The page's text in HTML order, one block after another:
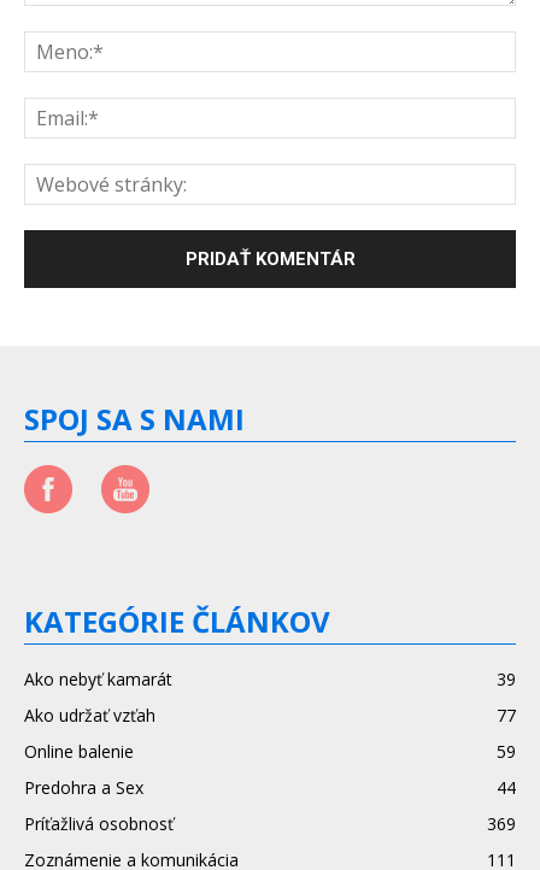
SPOJ SA S NAMI
KATEGÓRIE ČLÁNKOV
Ako nebyť kamarát
39
Ako udržať vzťah
77
Online balenie
59
Predohra a Sex
44
Príťažlivá osobnosť
369
Zoznámenie a komunikácia
111